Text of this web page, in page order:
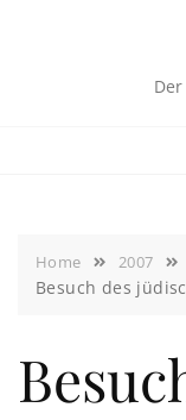
Home 2007
Besuch des